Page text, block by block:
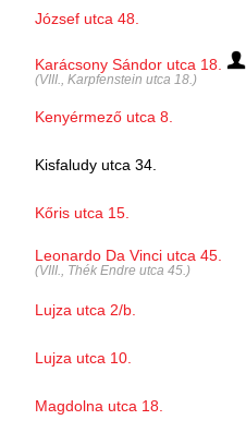
József utca 48.
Karácsony Sándor utca 18.
(VIII., Karpfenstein utca 18.)
Kenyérmező utca 8.
Kisfaludy utca 34.
Kőris utca 15.
Leonardo Da Vinci utca 45.
(VIII., Thék Endre utca 45.)
Lujza utca 2/b.
Lujza utca 10.
Magdolna utca 18.